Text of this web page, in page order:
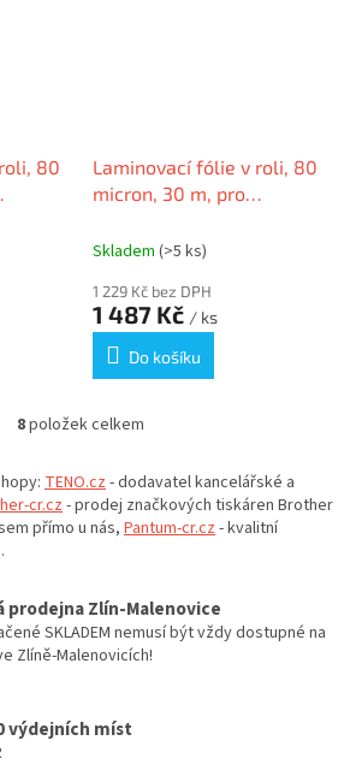
80
Laminovací fólie v roli, 80
micron, 30 m, pro
LEITZ
Skladem (>5 ks)
1 229 Kč bez DPH
1 487 Kč / ks
Do košíku
O
l
á
d
p
r
v
v
8položek celkem
TENO.cz- dodavatel kancelářské a
cr.cz- prodej značkových tiskáren Brother
přímo u nás, Pantum-cr.cz- kvalitní
prodejna Zlín-Malenovice
SKLADEM nemusí být vždy dostupné na
Zlíně-Malenovicích!
výdejních míst